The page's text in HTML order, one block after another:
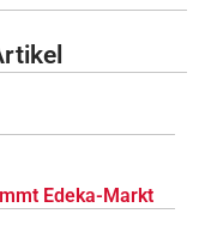
Edeka-Markt